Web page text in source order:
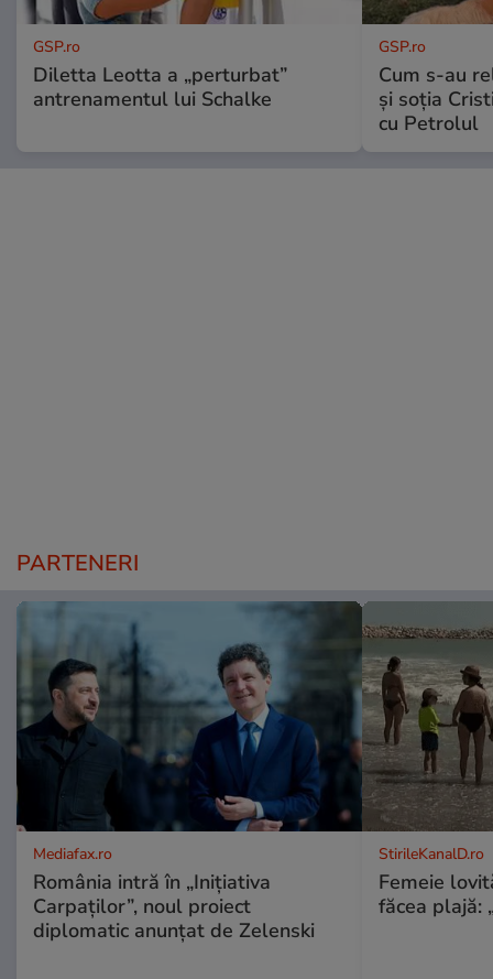
GSP.ro
Diletta Leotta a „perturbat”
antrenamentul lui Schalke
GSP.ro
Cum s-au
și soția
cu Petrolul
PARTENERI
Mediafax.ro
România intră în „Inițiativa
Carpaților”, noul proiect
diplomatic anunțat de Zelenski
StirileKanalD.ro
Femeie
făcea plajă: